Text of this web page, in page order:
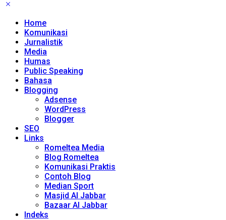
Home
Komunikasi
Jurnalistik
Media
Humas
Public Speaking
Bahasa
Blogging
Adsense
WordPress
Blogger
SEO
Links
Romeltea Media
Blog Romeltea
Komunikasi Praktis
Contoh Blog
Median Sport
Masjid Al Jabbar
Bazaar Al Jabbar
Indeks